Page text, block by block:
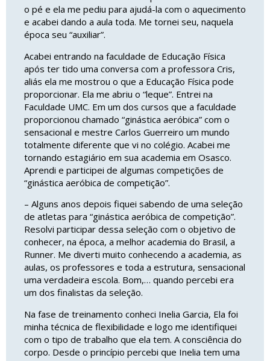
o pé e ela me pediu para ajudá-la com o aquecimento
e acabei dando a aula toda. Me tornei seu, naquela
época seu “auxiliar”.
Acabei entrando na faculdade de Educação Física
após ter tido uma conversa com a professora Cris,
aliás ela me mostrou o que a Educação Física pode
proporcionar. Ela me abriu o “leque”. Entrei na
Faculdade UMC. Em um dos cursos que a faculdade
proporcionou chamado “ginástica aeróbica” com o
sensacional e mestre Carlos Guerreiro um mundo
totalmente diferente que vi no colégio. Acabei me
tornando estagiário em sua academia em Osasco.
Aprendi e participei de algumas competições de
“ginástica aeróbica de competição”.
– Alguns anos depois fiquei sabendo de uma seleção
de atletas para “ginástica aeróbica de competição”.
Resolvi participar dessa seleção com o objetivo de
conhecer, na época, a melhor academia do Brasil, a
Runner. Me diverti muito conhecendo a academia, as
aulas, os professores e toda a estrutura, sensacional
uma verdadeira escola. Bom,… quando percebi era
um dos finalistas da seleção.
Na fase de treinamento conheci Inelia Garcia, Ela foi
minha técnica de flexibilidade e logo me identifiquei
com o tipo de trabalho que ela tem. A consciência do
corpo. Desde o princípio percebi que Inelia tem uma